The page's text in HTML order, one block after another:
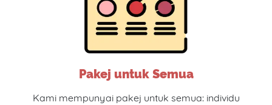
Pakej untuk Semua
Kami mempunyai pakej untuk semua: individu